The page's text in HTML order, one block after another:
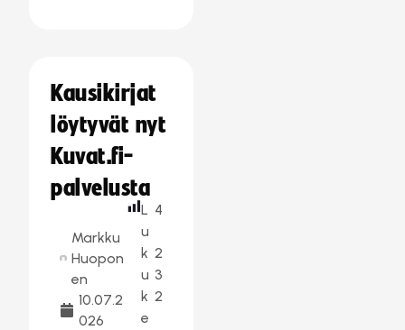
Kausikirjat
löytyvät nyt
Kuvat.fi-
palvelusta
Markku
Huopon
en
10.07.2
026
L
u
k
u
k
e
4
2
3
2